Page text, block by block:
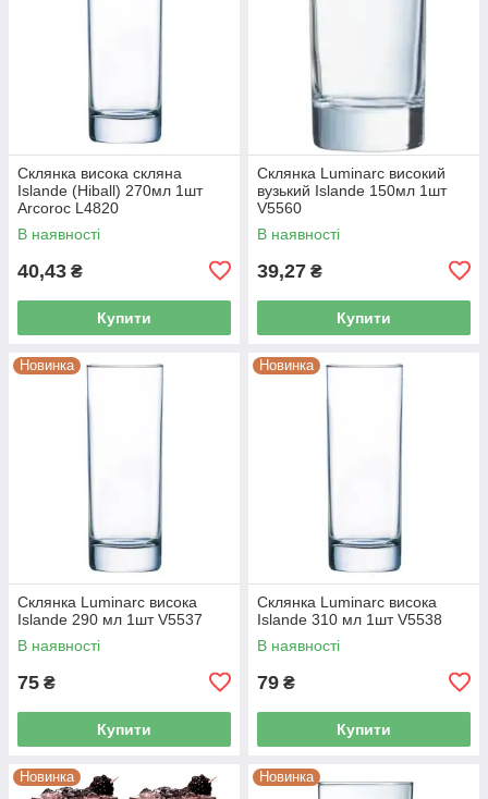
Склянка висока скляна
Islande (Hiball) 270мл 1шт
Arcoroc L4820
В наявності
40,43 ₴
Купити
Склянка Luminarc високий
вузький Islande 150мл 1шт
V5560
В наявності
39,27 ₴
Купити
Новинка
Склянка Luminarc висока
Islande 290 мл 1шт V5537
В наявності
75 ₴
Купити
Новинка
Склянка Luminarc висока
Islande 310 мл 1шт V5538
В наявності
79 ₴
Купити
Новинка Новинка